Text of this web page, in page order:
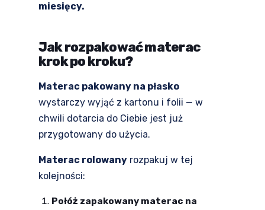
miesięcy.
Jak rozpakować materac
krok po kroku?
Materac pakowany na płasko
wystarczy wyjąć z kartonu i folii — w
chwili dotarcia do Ciebie jest już
przygotowany do użycia.
Materac rolowany rozpakuj w tej
kolejności:
Połóż zapakowany materac na